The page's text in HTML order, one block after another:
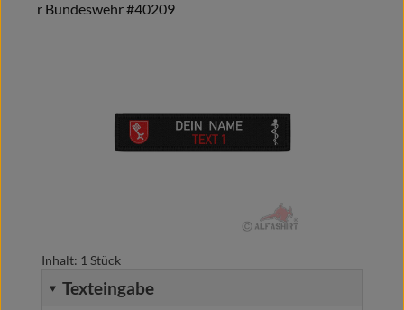
r Bundeswehr #40209
Inhalt: 1 Stück
Texteingabe